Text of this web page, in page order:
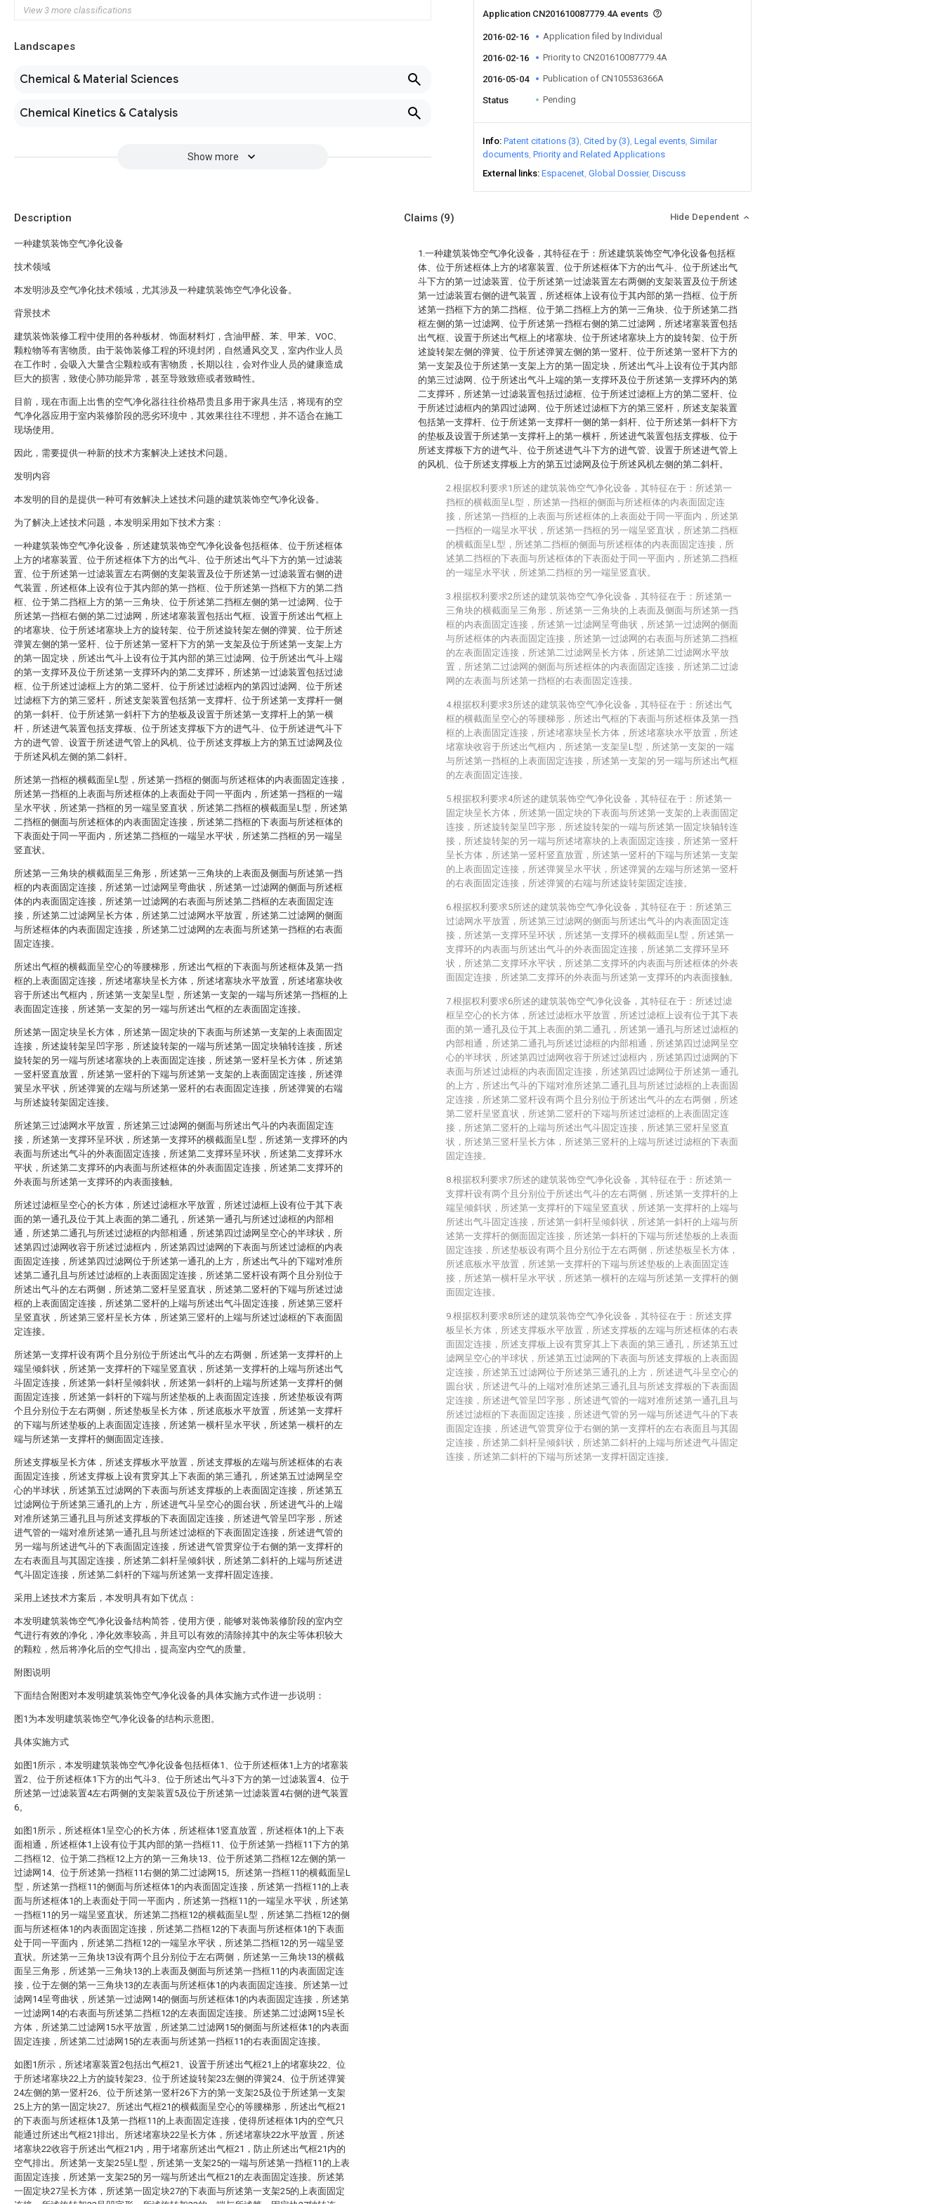
View 3 more classifications
Landscapes
Chemical & Material Sciences
Chemical Kinetics & Catalysis
Show more
Application CN201610087779.4A events
2016-02-16 Application filed by Individual
2016-02-16 Priority to CN201610087779.4A
2016-05-04 Publication of CN105536366A
Status Pending
Info Patent citations (3) Cited by (3) Legal events Similar
documents Priority and Related Applications
External links Espacenet Global Dossier Discuss
Description
一种建筑装饰空气净化设备
技术领域
本发明涉及空气净化技术领域，尤其涉及一种建筑装饰空气净化设备。
背景技术
建筑装饰装修工程中使用的各种板材、饰面材料灯，含油甲醛、苯、甲苯、VOC、
颗粒物等有害物质。由于装饰装修工程的环境封闭，自然通风交叉，室内作业人员
在工作时，会吸入大量含尘颗粒或有害物质，长期以往，会对作业人员的健康造成
巨大的损害，致使心肺功能异常，甚至导致致癌或者致畸性。
目前，现在市面上出售的空气净化器往往价格昂贵且多用于家具生活，将现有的空
气净化器应用于室内装修阶段的恶劣环境中，其效果往往不理想，并不适合在施工
现场使用。
因此，需要提供一种新的技术方案解决上述技术问题。
发明内容
本发明的目的是提供一种可有效解决上述技术问题的建筑装饰空气净化设备。
为了解决上述技术问题，本发明采用如下技术方案：
一种建筑装饰空气净化设备，所述建筑装饰空气净化设备包括框体、位于所述框体
上方的堵塞装置、位于所述框体下方的出气斗、位于所述出气斗下方的第一过滤装
置、位于所述第一过滤装置左右两侧的支架装置及位于所述第一过滤装置右侧的进
气装置，所述框体上设有位于其内部的第一挡框、位于所述第一挡框下方的第二挡
框、位于第二挡框上方的第一三角块、位于所述第二挡框左侧的第一过滤网、位于
所述第一挡框右侧的第二过滤网，所述堵塞装置包括出气框、设置于所述出气框上
的堵塞块、位于所述堵塞块上方的旋转架、位于所述旋转架左侧的弹簧、位于所述
弹簧左侧的第一竖杆、位于所述第一竖杆下方的第一支架及位于所述第一支架上方
的第一固定块，所述出气斗上设有位于其内部的第三过滤网、位于所述出气斗上端
的第一支撑环及位于所述第一支撑环内的第二支撑环，所述第一过滤装置包括过滤
框、位于所述过滤框上方的第二竖杆、位于所述过滤框内的第四过滤网、位于所述
过滤框下方的第三竖杆，所述支架装置包括第一支撑杆、位于所述第一支撑杆一侧
的第一斜杆、位于所述第一斜杆下方的垫板及设置于所述第一支撑杆上的第一横
杆，所述进气装置包括支撑板、位于所述支撑板下方的进气斗、位于所述进气斗下
方的进气管、设置于所述进气管上的风机、位于所述支撑板上方的第五过滤网及位
于所述风机左侧的第二斜杆。
所述第一挡框的横截面呈L型，所述第一挡框的侧面与所述框体的内表面固定连接，
所述第一挡框的上表面与所述框体的上表面处于同一平面内，所述第一挡框的一端
呈水平状，所述第一挡框的另一端呈竖直状，所述第二挡框的横截面呈L型，所述第
二挡框的侧面与所述框体的内表面固定连接，所述第二挡框的下表面与所述框体的
下表面处于同一平面内，所述第二挡框的一端呈水平状，所述第二挡框的另一端呈
竖直状。
所述第一三角块的横截面呈三角形，所述第一三角块的上表面及侧面与所述第一挡
框的内表面固定连接，所述第一过滤网呈弯曲状，所述第一过滤网的侧面与所述框
体的内表面固定连接，所述第一过滤网的右表面与所述第二挡框的左表面固定连
接，所述第二过滤网呈长方体，所述第二过滤网水平放置，所述第二过滤网的侧面
与所述框体的内表面固定连接，所述第二过滤网的左表面与所述第一挡框的右表面
固定连接。
所述出气框的横截面呈空心的等腰梯形，所述出气框的下表面与所述框体及第一挡
框的上表面固定连接，所述堵塞块呈长方体，所述堵塞块水平放置，所述堵塞块收
容于所述出气框内，所述第一支架呈L型，所述第一支架的一端与所述第一挡框的上
表面固定连接，所述第一支架的另一端与所述出气框的左表面固定连接。
所述第一固定块呈长方体，所述第一固定块的下表面与所述第一支架的上表面固定
连接，所述旋转架呈凹字形，所述旋转架的一端与所述第一固定块轴转连接，所述
旋转架的另一端与所述堵塞块的上表面固定连接，所述第一竖杆呈长方体，所述第
一竖杆竖直放置，所述第一竖杆的下端与所述第一支架的上表面固定连接，所述弹
簧呈水平状，所述弹簧的左端与所述第一竖杆的右表面固定连接，所述弹簧的右端
与所述旋转架固定连接。
所述第三过滤网水平放置，所述第三过滤网的侧面与所述出气斗的内表面固定连
接，所述第一支撑环呈环状，所述第一支撑环的横截面呈L型，所述第一支撑环的内
表面与所述出气斗的外表面固定连接，所述第二支撑环呈环状，所述第二支撑环水
平状，所述第二支撑环的内表面与所述框体的外表面固定连接，所述第二支撑环的
外表面与所述第一支撑环的内表面接触。
所述过滤框呈空心的长方体，所述过滤框水平放置，所述过滤框上设有位于其下表
面的第一通孔及位于其上表面的第二通孔，所述第一通孔与所述过滤框的内部相
通，所述第二通孔与所述过滤框的内部相通，所述第四过滤网呈空心的半球状，所
述第四过滤网收容于所述过滤框内，所述第四过滤网的下表面与所述过滤框的内表
面固定连接，所述第四过滤网位于所述第一通孔的上方，所述出气斗的下端对准所
述第二通孔且与所述过滤框的上表面固定连接，所述第二竖杆设有两个且分别位于
所述出气斗的左右两侧，所述第二竖杆呈竖直状，所述第二竖杆的下端与所述过滤
框的上表面固定连接，所述第二竖杆的上端与所述出气斗固定连接，所述第三竖杆
呈竖直状，所述第三竖杆呈长方体，所述第三竖杆的上端与所述过滤框的下表面固
定连接。
所述第一支撑杆设有两个且分别位于所述出气斗的左右两侧，所述第一支撑杆的上
端呈倾斜状，所述第一支撑杆的下端呈竖直状，所述第一支撑杆的上端与所述出气
斗固定连接，所述第一斜杆呈倾斜状，所述第一斜杆的上端与所述第一支撑杆的侧
面固定连接，所述第一斜杆的下端与所述垫板的上表面固定连接，所述垫板设有两
个且分别位于左右两侧，所述垫板呈长方体，所述底板水平放置，所述第一支撑杆
的下端与所述垫板的上表面固定连接，所述第一横杆呈水平状，所述第一横杆的左
端与所述第一支撑杆的侧面固定连接。
所述支撑板呈长方体，所述支撑板水平放置，所述支撑板的左端与所述框体的右表
面固定连接，所述支撑板上设有贯穿其上下表面的第三通孔，所述第五过滤网呈空
心的半球状，所述第五过滤网的下表面与所述支撑板的上表面固定连接，所述第五
过滤网位于所述第三通孔的上方，所述进气斗呈空心的圆台状，所述进气斗的上端
对准所述第三通孔且与所述支撑板的下表面固定连接，所述进气管呈凹字形，所述
进气管的一端对准所述第一通孔且与所述过滤框的下表面固定连接，所述进气管的
另一端与所述进气斗的下表面固定连接，所述进气管贯穿位于右侧的第一支撑杆的
左右表面且与其固定连接，所述第二斜杆呈倾斜状，所述第二斜杆的上端与所述进
气斗固定连接，所述第二斜杆的下端与所述第一支撑杆固定连接。
采用上述技术方案后，本发明具有如下优点：
本发明建筑装饰空气净化设备结构简答，使用方便，能够对装饰装修阶段的室内空
气进行有效的净化，净化效率较高，并且可以有效的清除掉其中的灰尘等体积较大
的颗粒，然后将净化后的空气排出，提高室内空气的质量。
附图说明
下面结合附图对本发明建筑装饰空气净化设备的具体实施方式作进一步说明：
图1为本发明建筑装饰空气净化设备的结构示意图。
具体实施方式
如图1所示，本发明建筑装饰空气净化设备包括框体1、位于所述框体1上方的堵塞装
置2、位于所述框体1下方的出气斗3、位于所述出气斗3下方的第一过滤装置4、位于
所述第一过滤装置4左右两侧的支架装置5及位于所述第一过滤装置4右侧的进气装置
6。
如图1所示，所述框体1呈空心的长方体，所述框体1竖直放置，所述框体1的上下表
面相通，所述框体1上设有位于其内部的第一挡框11、位于所述第一挡框11下方的第
二挡框12、位于第二挡框12上方的第一三角块13、位于所述第二挡框12左侧的第一
过滤网14、位于所述第一挡框11右侧的第二过滤网15。所述第一挡框11的横截面呈L
型，所述第一挡框11的侧面与所述框体1的内表面固定连接，所述第一挡框11的上表
面与所述框体1的上表面处于同一平面内，所述第一挡框11的一端呈水平状，所述第
一挡框11的另一端呈竖直状。所述第二挡框12的横截面呈L型，所述第二挡框12的侧
面与所述框体1的内表面固定连接，所述第二挡框12的下表面与所述框体1的下表面
处于同一平面内，所述第二挡框12的一端呈水平状，所述第二挡框12的另一端呈竖
直状。所述第一三角块13设有两个且分别位于左右两侧，所述第一三角块13的横截
面呈三角形，所述第一三角块13的上表面及侧面与所述第一挡框11的内表面固定连
接，位于左侧的第一三角块13的左表面与所述框体1的内表面固定连接。所述第一过
滤网14呈弯曲状，所述第一过滤网14的侧面与所述框体1的内表面固定连接，所述第
一过滤网14的右表面与所述第二挡框12的左表面固定连接。所述第二过滤网15呈长
方体，所述第二过滤网15水平放置，所述第二过滤网15的侧面与所述框体1的内表面
固定连接，所述第二过滤网15的左表面与所述第一挡框11的右表面固定连接。
如图1所示，所述堵塞装置2包括出气框21、设置于所述出气框21上的堵塞块22、位
于所述堵塞块22上方的旋转架23、位于所述旋转架23左侧的弹簧24、位于所述弹簧
24左侧的第一竖杆26、位于所述第一竖杆26下方的第一支架25及位于所述第一支架
25上方的第一固定块27。所述出气框21的横截面呈空心的等腰梯形，所述出气框21
的下表面与所述框体1及第一挡框11的上表面固定连接，使得所述框体1内的空气只
能通过所述出气框21排出。所述堵塞块22呈长方体，所述堵塞块22水平放置，所述
堵塞块22收容于所述出气框21内，用于堵塞所述出气框21，防止所述出气框21内的
空气排出。所述第一支架25呈L型，所述第一支架25的一端与所述第一挡框11的上表
面固定连接，所述第一支架25的另一端与所述出气框21的左表面固定连接。所述第
一固定块27呈长方体，所述第一固定块27的下表面与所述第一支架25的上表面固定
Claims (9) Hide Dependent
1.一种建筑装饰空气净化设备，其特征在于：所述建筑装饰空气净化设备包括框
体、位于所述框体上方的堵塞装置、位于所述框体下方的出气斗、位于所述出气
斗下方的第一过滤装置、位于所述第一过滤装置左右两侧的支架装置及位于所述
第一过滤装置右侧的进气装置，所述框体上设有位于其内部的第一挡框、位于所
述第一挡框下方的第二挡框、位于第二挡框上方的第一三角块、位于所述第二挡
框左侧的第一过滤网、位于所述第一挡框右侧的第二过滤网，所述堵塞装置包括
出气框、设置于所述出气框上的堵塞块、位于所述堵塞块上方的旋转架、位于所
述旋转架左侧的弹簧、位于所述弹簧左侧的第一竖杆、位于所述第一竖杆下方的
第一支架及位于所述第一支架上方的第一固定块，所述出气斗上设有位于其内部
的第三过滤网、位于所述出气斗上端的第一支撑环及位于所述第一支撑环内的第
二支撑环，所述第一过滤装置包括过滤框、位于所述过滤框上方的第二竖杆、位
于所述过滤框内的第四过滤网、位于所述过滤框下方的第三竖杆，所述支架装置
包括第一支撑杆、位于所述第一支撑杆一侧的第一斜杆、位于所述第一斜杆下方
的垫板及设置于所述第一支撑杆上的第一横杆，所述进气装置包括支撑板、位于
所述支撑板下方的进气斗、位于所述进气斗下方的进气管、设置于所述进气管上
的风机、位于所述支撑板上方的第五过滤网及位于所述风机左侧的第二斜杆。
2.根据权利要求1所述的建筑装饰空气净化设备，其特征在于：所述第一
挡框的横截面呈L型，所述第一挡框的侧面与所述框体的内表面固定连
接，所述第一挡框的上表面与所述框体的上表面处于同一平面内，所述第
一挡框的一端呈水平状，所述第一挡框的另一端呈竖直状，所述第二挡框
的横截面呈L型，所述第二挡框的侧面与所述框体的内表面固定连接，所
述第二挡框的下表面与所述框体的下表面处于同一平面内，所述第二挡框
的一端呈水平状，所述第二挡框的另一端呈竖直状。
3.根据权利要求2所述的建筑装饰空气净化设备，其特征在于：所述第一
三角块的横截面呈三角形，所述第一三角块的上表面及侧面与所述第一挡
框的内表面固定连接，所述第一过滤网呈弯曲状，所述第一过滤网的侧面
与所述框体的内表面固定连接，所述第一过滤网的右表面与所述第二挡框
的左表面固定连接，所述第二过滤网呈长方体，所述第二过滤网水平放
置，所述第二过滤网的侧面与所述框体的内表面固定连接，所述第二过滤
网的左表面与所述第一挡框的右表面固定连接。
4.根据权利要求3所述的建筑装饰空气净化设备，其特征在于：所述出气
框的横截面呈空心的等腰梯形，所述出气框的下表面与所述框体及第一挡
框的上表面固定连接，所述堵塞块呈长方体，所述堵塞块水平放置，所述
堵塞块收容于所述出气框内，所述第一支架呈L型，所述第一支架的一端
与所述第一挡框的上表面固定连接，所述第一支架的另一端与所述出气框
的左表面固定连接。
5.根据权利要求4所述的建筑装饰空气净化设备，其特征在于：所述第一
固定块呈长方体，所述第一固定块的下表面与所述第一支架的上表面固定
连接，所述旋转架呈凹字形，所述旋转架的一端与所述第一固定块轴转连
接，所述旋转架的另一端与所述堵塞块的上表面固定连接，所述第一竖杆
呈长方体，所述第一竖杆竖直放置，所述第一竖杆的下端与所述第一支架
的上表面固定连接，所述弹簧呈水平状，所述弹簧的左端与所述第一竖杆
的右表面固定连接，所述弹簧的右端与所述旋转架固定连接。
6.根据权利要求5所述的建筑装饰空气净化设备，其特征在于：所述第三
过滤网水平放置，所述第三过滤网的侧面与所述出气斗的内表面固定连
接，所述第一支撑环呈环状，所述第一支撑环的横截面呈L型，所述第一
支撑环的内表面与所述出气斗的外表面固定连接，所述第二支撑环呈环
状，所述第二支撑环水平状，所述第二支撑环的内表面与所述框体的外表
面固定连接，所述第二支撑环的外表面与所述第一支撑环的内表面接触。
7.根据权利要求6所述的建筑装饰空气净化设备，其特征在于：所述过滤
框呈空心的长方体，所述过滤框水平放置，所述过滤框上设有位于其下表
面的第一通孔及位于其上表面的第二通孔，所述第一通孔与所述过滤框的
内部相通，所述第二通孔与所述过滤框的内部相通，所述第四过滤网呈空
心的半球状，所述第四过滤网收容于所述过滤框内，所述第四过滤网的下
表面与所述过滤框的内表面固定连接，所述第四过滤网位于所述第一通孔
的上方，所述出气斗的下端对准所述第二通孔且与所述过滤框的上表面固
定连接，所述第二竖杆设有两个且分别位于所述出气斗的左右两侧，所述
第二竖杆呈竖直状，所述第二竖杆的下端与所述过滤框的上表面固定连
接，所述第二竖杆的上端与所述出气斗固定连接，所述第三竖杆呈竖直
状，所述第三竖杆呈长方体，所述第三竖杆的上端与所述过滤框的下表面
固定连接。
8.根据权利要求7所述的建筑装饰空气净化设备，其特征在于：所述第一
支撑杆设有两个且分别位于所述出气斗的左右两侧，所述第一支撑杆的上
端呈倾斜状，所述第一支撑杆的下端呈竖直状，所述第一支撑杆的上端与
所述出气斗固定连接，所述第一斜杆呈倾斜状，所述第一斜杆的上端与所
述第一支撑杆的侧面固定连接，所述第一斜杆的下端与所述垫板的上表面
固定连接，所述垫板设有两个且分别位于左右两侧，所述垫板呈长方体，
所述底板水平放置，所述第一支撑杆的下端与所述垫板的上表面固定连
接，所述第一横杆呈水平状，所述第一横杆的左端与所述第一支撑杆的侧
面固定连接。
9.根据权利要求8所述的建筑装饰空气净化设备，其特征在于：所述支撑
板呈长方体，所述支撑板水平放置，所述支撑板的左端与所述框体的右表
面固定连接，所述支撑板上设有贯穿其上下表面的第三通孔，所述第五过
滤网呈空心的半球状，所述第五过滤网的下表面与所述支撑板的上表面固
定连接，所述第五过滤网位于所述第三通孔的上方，所述进气斗呈空心的
圆台状，所述进气斗的上端对准所述第三通孔且与所述支撑板的下表面固
定连接，所述进气管呈凹字形，所述进气管的一端对准所述第一通孔且与
所述过滤框的下表面固定连接，所述进气管的另一端与所述进气斗的下表
面固定连接，所述进气管贯穿位于右侧的第一支撑杆的左右表面且与其固
定连接，所述第二斜杆呈倾斜状，所述第二斜杆的上端与所述进气斗固定
连接，所述第二斜杆的下端与所述第一支撑杆固定连接。